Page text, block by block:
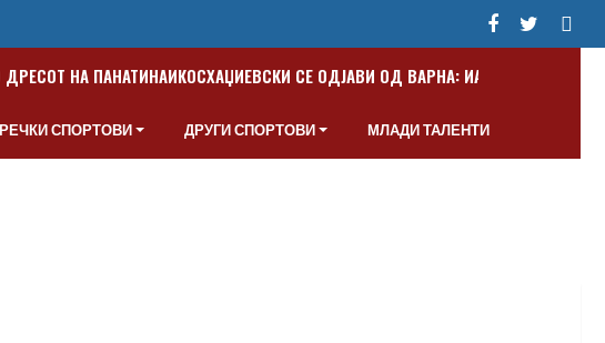
НА ПАНАТИНАИКОСХАЏИЕВСКИ СЕ ОДЈАВИ ОД ВАРНА: ИАКО СУМ
СПОРТОВИ ДРУГИ СПОРТОВИ МЛАДИ ТАЛЕНТИ